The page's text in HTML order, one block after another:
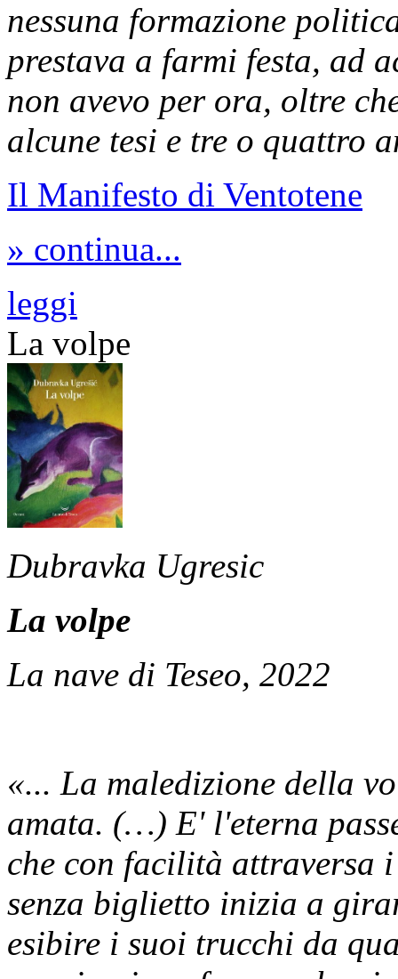
nessuna formazione
prestava a farmi festa, ad
non avevo per ora, oltre
alcune tesi e tre o quattro
Il Manifesto di Ventotene
» continua...
leggi
La volpe
Dubravka Ugresic
La volpe
La nave di Teseo, 2022
«... La maledizione della
amata. (…) E' l'eterna
che con facilità attraversa
senza biglietto inizia a
esibire i suoi trucchi da